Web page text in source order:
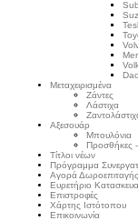
Μεταχειρισμένα
Zάντες
Λάστιχα
Αξεσουάρ
Μπουλόνια
Προσθήκες
Τίτλοι νέων
Πρόγραμμα
Αγορά Δωροεπιταγής
Ευρετήριο
Επιστροφές
Χάρτης Ιστότοπου
Επικοινωνία